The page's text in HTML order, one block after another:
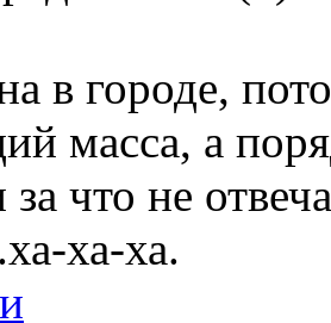
в городе,
масса, а
что не
ха-ха.